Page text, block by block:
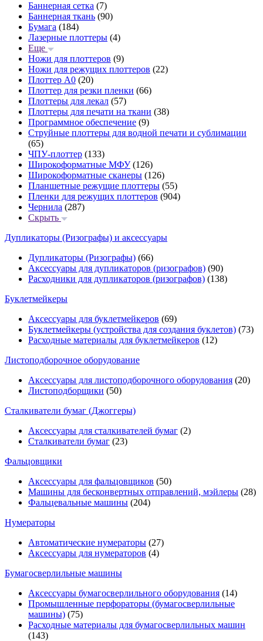
Баннерная сетка (7)
Баннерная ткань (90)
Бумага (184)
Лазерные плоттеры (4)
Еще
Ножи для плоттеров (9)
Ножи для режущих плоттеров (22)
Плоттер А0 (20)
Плоттер для резки пленки (66)
Плоттеры для лекал (57)
Плоттеры для печати на ткани (38)
Программное обеспечение (9)
Струйные плоттеры для водной печати и сублимации
(65)
ЧПУ-плоттер (133)
Широкоформатные МФУ(126)
Широкоформатные сканеры (126)
Планшетные режущие плоттеры (55)
Пленки для режущих плоттеров (904)
Чернила (287)
Скрыть
Дупликаторы (Ризографы) и аксессуары
Дупликаторы (Ризографы) (66)
Аксессуары для дупликаторов (ризографов) (90)
Расходники для дупликаторов (ризографов) (138)
Буклетмейкеры
Аксессуары для буклетмейкеров (69)
Буклетмейкеры (устройства для создания буклетов) (73)
Расходные материалы для буклетмейкеров (12)
Листоподборочное оборудование
Аксессуары для листоподборочного оборудования (20)
Листоподборщики (50)
Сталкиватели бумаг (Джоггеры)
Аксессуары для сталкивателей бумаг (2)
Сталкиватели бумаг (23)
Фальцовщики
Аксессуары для фальцовщиков (50)
Машины для бесконвертных отправлений, мэйлеры (28)
Фальцевальные машины (204)
Нумераторы
Автоматические нумераторы (27)
Аксессуары для нумераторов (4)
Бумагосверлильные машины
Аксессуары бумагосверлильного оборудования (14)
Промышленные перфораторы (бумагосверлильные
машины) (75)
Расходные материалы для бумагосверлильных машин
(143)